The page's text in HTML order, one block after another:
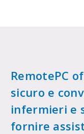
RemotePC
sicuro e
infermieri e
fornire